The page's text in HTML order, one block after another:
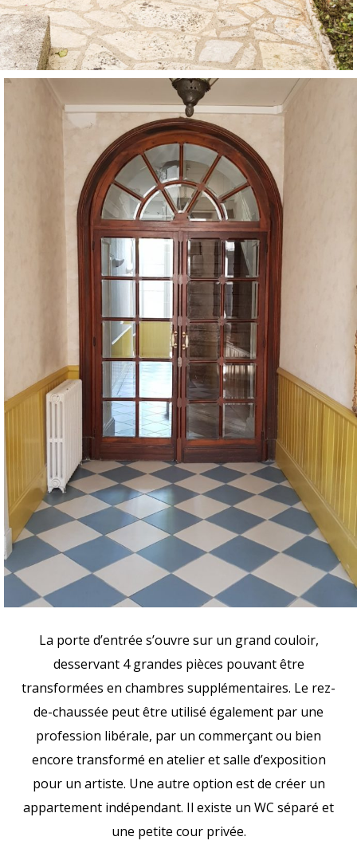
La porte d’entrée s’ouvre sur un grand couloir,
desservant 4 grandes pièces pouvant être
transformées en chambres supplémentaires. Le rez-
de-chaussée peut être utilisé également par une
profession libérale, par un commerçant ou bien
encore transformé en atelier et salle d’exposition
pour un artiste. Une autre option est de créer un
appartement indépendant. Il existe un WC séparé et
une petite cour privée.